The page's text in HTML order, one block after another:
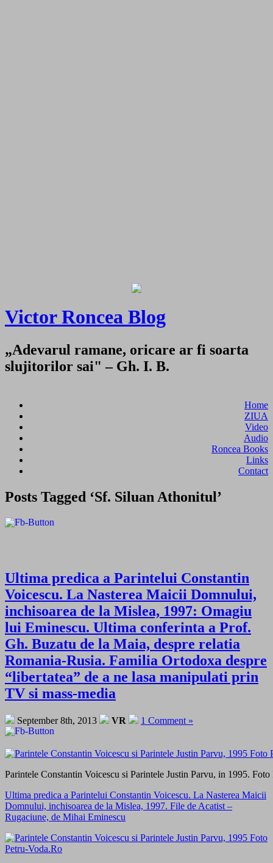
Victor Roncea Blog
„Adevarul ramane, oricare ar fi soarta
slujitorilor sai" – Gh. I. B.
Home
ZIUA
Video
Audio
Roncea Books
Links
Contact
Posts Tagged ‘Sf. Siluan Athonitul’
Ultima predica a Parintelui Constantin
Voicescu. La Nasterea Maicii Domnului,
inchisoarea de la Mislea, 1997: Omagiu
lui Eminescu. Ultima conferinta a Prof.
Gh. Buzatu de la Maia, despre relatia
Romania-Rusia. Familia Ortodoxa despre
“libertatea” de a ne lasa manipulati prin
TV si mass-media
September 8th, 2013 VR 1 Comment »
Parintele Constantin Voicescu si Parintele Justin Parvu, in 1995.
Ultima predica a Parintelui Constantin Voicescu. La Nasterea Maicii
Domnului, inchisoarea de la Mislea, 1997. File de Acatist –
Rugaciune, de Mihai Eminescu